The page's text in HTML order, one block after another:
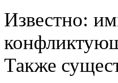
Известно:
Также